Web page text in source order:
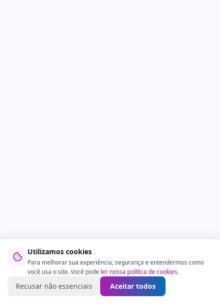
Utilizamos cookies
Para melhorar sua experiência, segurança e entendermos como
você usa o site. Você pode ler nossa política de cookies.
Recusar não essenciais Aceitar todos